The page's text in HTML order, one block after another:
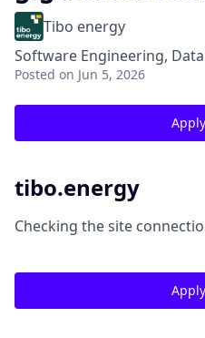
Tibo energy
Software Engineering,
Posted on Jun 5, 2026
tibo.energy
Checking the site